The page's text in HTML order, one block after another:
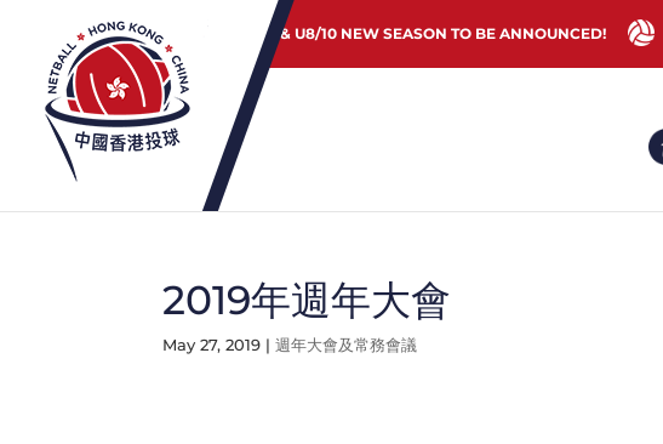
JUNIOR & U8/10 NEW SEASON TO BE ANNOUNCED!
2019年週年大會
May 27, 2019 |週年大會及常務會議